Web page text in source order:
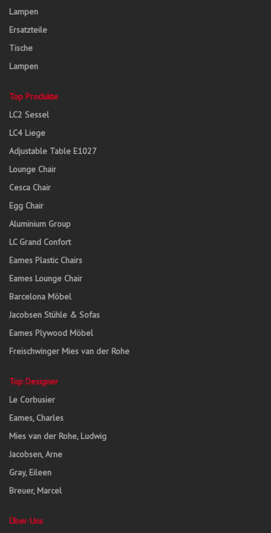
Lampen
Ersatzteile
Tische
Lampen
Top Produkte
LC2 Sessel
LC4 Liege
Adjustable Table E1027
Lounge Chair
Cesca Chair
Egg Chair
Aluminium Group
LC Grand Confort
Eames Plastic Chairs
Eames Lounge Chair
Barcelona Möbel
Jacobsen Stühle & Sofas
Eames Plywood Möbel
Freischwinger Mies van der Rohe
Top Designer
Le Corbusier
Eames, Charles
Mies van der Rohe, Ludwig
Jacobsen, Arne
Gray, Eileen
Breuer, Marcel
Über Uns